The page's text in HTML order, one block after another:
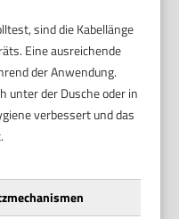
sind die Kabellänge
Eine ausreichende
der Anwendung.
unter der Dusche oder in
verbessert und das